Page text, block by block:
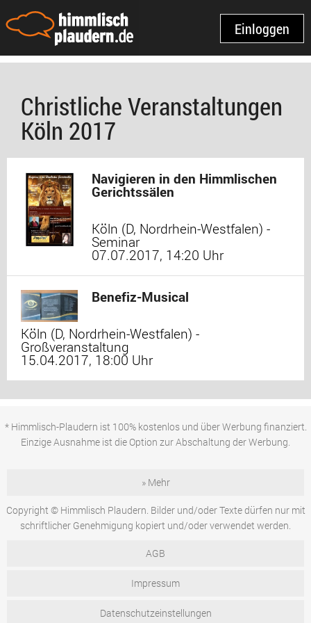
Einloggen
Christliche Veranstaltungen
Köln 2017
Navigieren in den Himmlischen
Gerichtssälen
Köln (D, Nordrhein-Westfalen) -
Seminar
07.07.2017, 14:20 Uhr
Benefiz-Musical
Köln (D, Nordrhein-Westfalen) -
Großveranstaltung
15.04.2017, 18:00 Uhr
* Himmlisch-Plaudern ist 100% kostenlos und über Werbung finanziert.
Einzige Ausnahme ist die Option zur Abschaltung der Werbung.
» Mehr
Copyright © Himmlisch Plaudern. Bilder und/oder Texte dürfen nur mit
schriftlicher Genehmigung kopiert und/oder verwendet werden.
AGB
Impressum
Datenschutzeinstellungen